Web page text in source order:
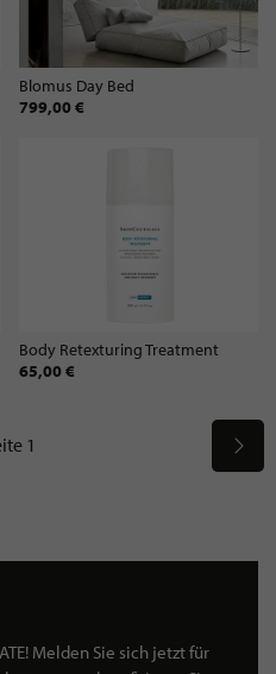
Blomus Day Bed
799,00 €
Body Retexturing Treatment
65,00 €
1
Melden Sie sich jetzt für